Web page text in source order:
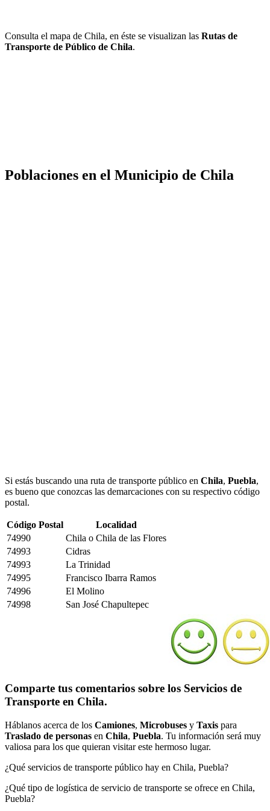
Consulta el mapa de Chila, en éste se visualizan las Rutas de
Transporte de Público de Chila.
Poblaciones en el Municipio de Chila
Si estás buscando una ruta de transporte público en Chila, Puebla,
es bueno que conozcas las demarcaciones con su respectivo código
postal.
Código Postal
Localidad
74990
Chila o Chila de las Flores
74993
Cidras
74993
La Trinidad
74995
Francisco Ibarra Ramos
74996
El Molino
74998
San José Chapultepec
Comparte tus comentarios sobre los Servicios de
Transporte en Chila.
Háblanos acerca de los Camiones, Microbuses y Taxis para
Traslado de personas en Chila, Puebla. Tu información será muy
valiosa para los que quieran visitar este hermoso lugar.
¿Qué servicios de transporte público hay en Chila, Puebla?
¿Qué tipo de logística de servicio de transporte se ofrece en Chila,
Puebla?